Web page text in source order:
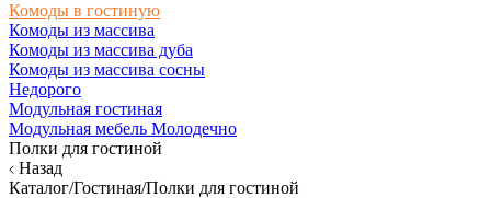
Комоды в гостиную
Комоды из массива
Комоды из массива дуба
Комоды из массива сосны
Недорого
Модульная гостиная
Модульная мебель Молодечно
Полки для гостиной
Назад
Каталог/Гостиная/Полки для гостиной